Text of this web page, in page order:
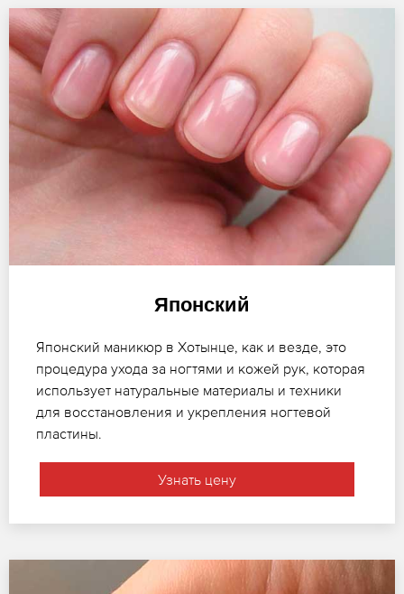
Японский
Японский маникюр в Хотынце, как и везде, это
процедура ухода за ногтями и кожей рук, которая
использует натуральные материалы и техники
для восстановления и укрепления ногтевой
пластины.
Узнать цену